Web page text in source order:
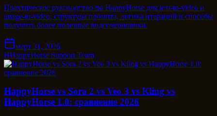
Практическое руководство по HappyHorse для text-to-video и
image-to-video: структура промпта, логика итераций и способы
получить более полезные видеочерновики.
март 31, 2026
HHappyHorse Support Team
HappyHorse vs Sora 2 vs Veo 3 vs Kling vs
HappyHorse 1.0: сравнение 2026